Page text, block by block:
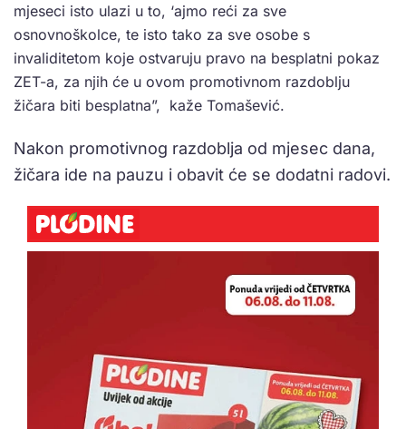
mjeseci isto ulazi u to, ‘ajmo reći za sve
osnovnoškolce, te isto tako za sve osobe s
invaliditetom koje ostvaruju pravo na besplatni pokaz
ZET-a, za njih će u ovom promotivnom razdoblju
žičara biti besplatna”, kaže Tomašević.
Nakon promotivnog razdoblja od mjesec dana,
žičara ide na pauzu i obavit će se dodatni radovi.